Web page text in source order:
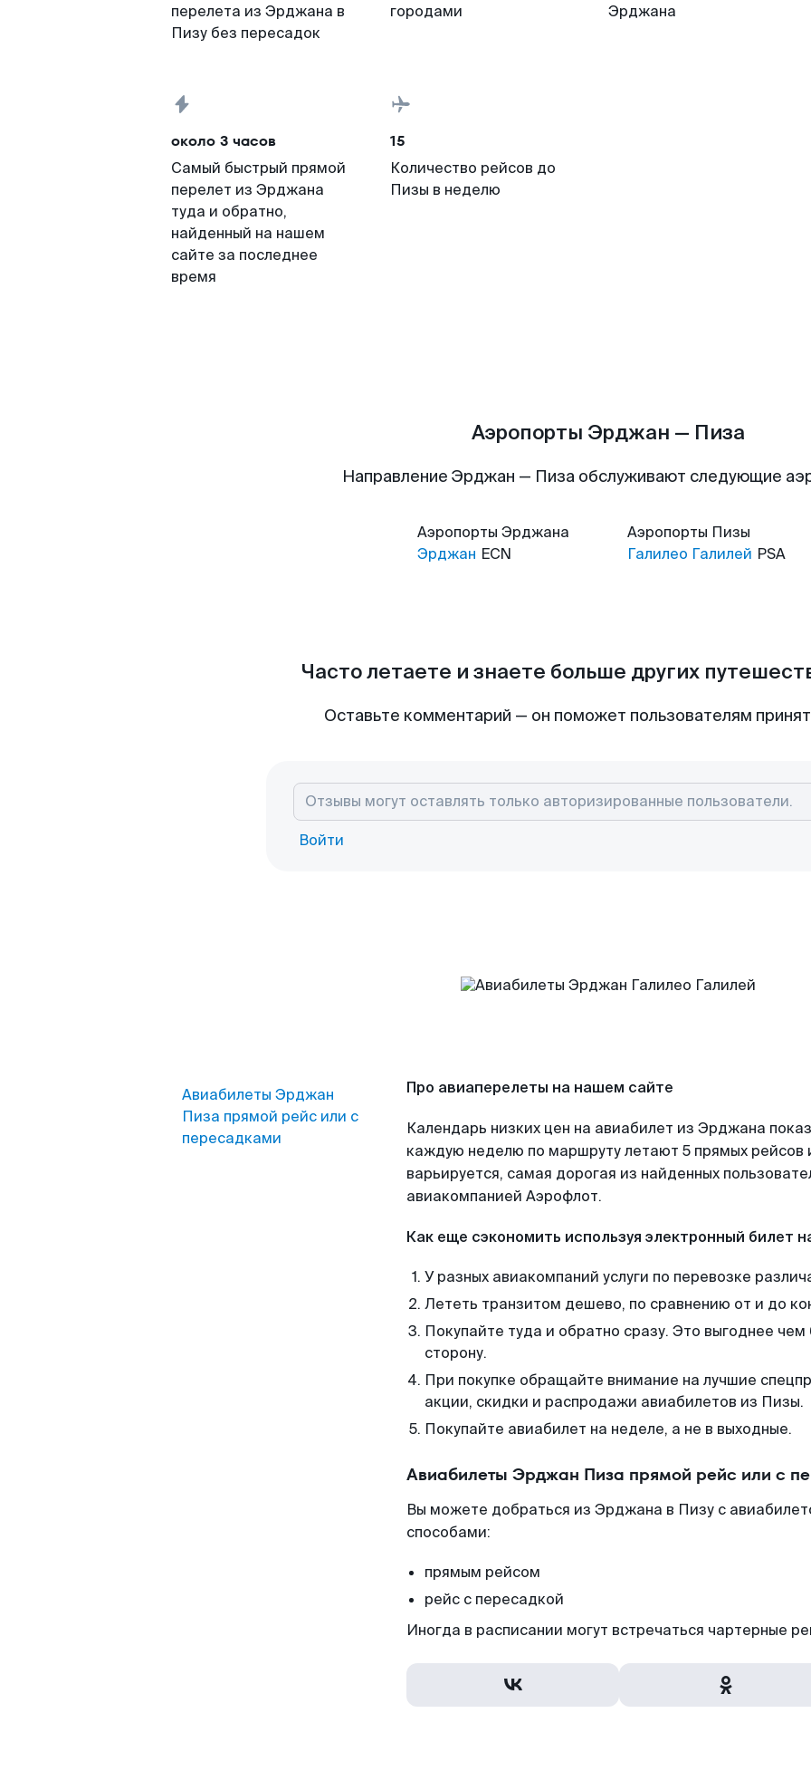
перелета из Эрджана в
Пизу без пересадок
городами
Эрджана
около 3 часов
Самый быстрый прямой
перелет из Эрджана
туда и обратно,
найденный на нашем
сайте за последнее
время
15
Количество рейсов до
Пизы в неделю
Аэропорты Эрджан — Пиза
Направление Эрджан — Пиза обслуживают следующие
Аэропорты Эрджана
Эрджан ECN
Аэропорты Пизы
Галилео Галилей PSA
Часто летаете и знаете больше других
Оставьте комментарий — он поможет пользователям
Войти
Авиабилеты Эрджан
Пиза прямой рейс или с
пересадками
Про авиаперелеты на нашем сайте
Календарь низких цен на авиабилет из Эрджана
каждую неделю по маршруту летают 5 прямых рейсов
варьируется, самая дорогая из найденных
авиакомпанией Аэрофлот.
Как еще сэкономить используя электронный билет
У разных авиакомпаний услуги по перевозке
Лететь транзитом дешево, по сравнению от и до
Покупайте туда и обратно сразу. Это выгоднее
сторону.
При покупке обращайте внимание на лучшие
акции, скидки и распродажи авиабилетов из Пизы.
Покупайте авиабилет на неделе, а не в выходные.
Авиабилеты Эрджан Пиза прямой рейс или с
Вы можете добраться из Эрджана в Пизу с
способами:
прямым рейсом
рейс с пересадкой
Иногда в расписании могут встречаться чартерные